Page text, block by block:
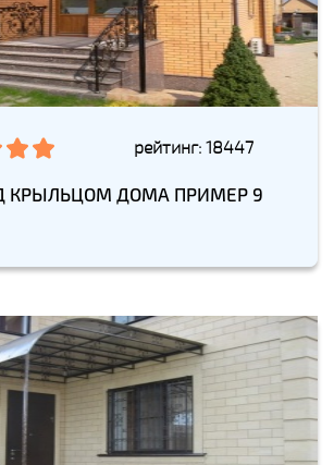
рейтинг: 18447
КРЫЛЬЦОМ ДОМА ПРИМЕР 9